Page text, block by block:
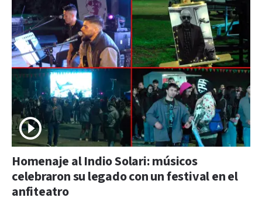
Homenaje al Indio Solari: músicos
celebraron su legado con un festival en el
anfiteatro